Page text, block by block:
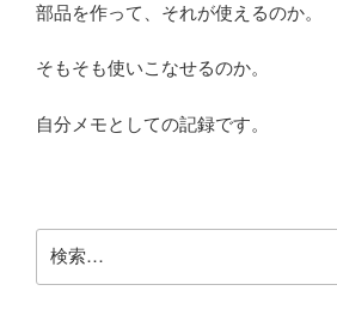
部品を作って、それが使えるのか。
そもそも使いこなせるのか。
自分メモとしての記録です。
索: